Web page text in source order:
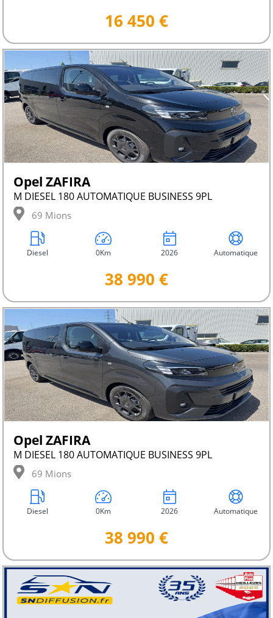
16 450 €
Opel ZAFIRA
M DIESEL 180 AUTOMATIQUE BUSINESS 9PL
69 Mions
Diesel 0Km 2026 Automatique
38 990 €
Opel ZAFIRA
M DIESEL 180 AUTOMATIQUE BUSINESS 9PL
69 Mions
Diesel 0Km 2026 Automatique
38 990 €